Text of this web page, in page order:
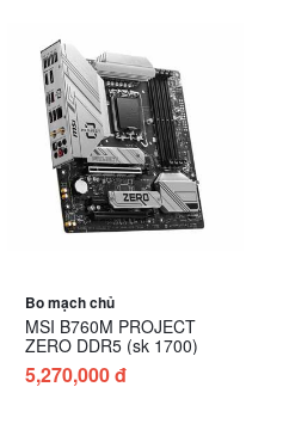
Bo mạch chủ
MSI B760M PROJECT
ZERO DDR5 (sk 1700)
5,270,000 đ